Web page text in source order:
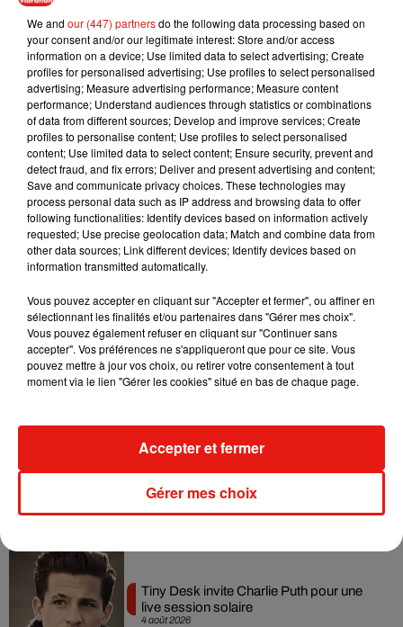
7 août 2026
7 août 2026
Madonna sort enfin le remix de « Love
Sensation » avec Kylie Minogue
Tayc et Didi B dévoilent le single le plus
dansant de l’année
7 août 2026
Angèle et Amélie Lens dévoilent leur
collaboration tant attendue
5 août 2026
Benny Blanco invite Selena Gomez et
Becky G sur son nouveau single
4 août 2026
Tiny Desk invite Charlie Puth pour une
live session solaire
We and our (447) partnersdo the following data processing based on
your consent and/or our legitimate interest: Store and/or access
information on a device; Use limited data to select advertising; Create
profiles for personalised advertising; Use profiles to select personalised
advertising; Measure advertising performance; Measure content
performance; Understand audiences through statistics or combinations
of data from different sources; Develop and improve services; Create
profiles to personalise content; Use profiles to select personalised
content; Use limited data to select content; Ensure security, prevent and
detect fraud, and fix errors; Deliver and present advertising and content;
Save and communicate privacy choices. These technologies may
process personal data such as IP address and browsing data to offer
following functionalities: Identify devices based on information actively
requested; Use precise geolocation data; Match and combine data from
other data sources; Link different devices; Identify devices based on
information transmitted automatically.
Vous pouvez accepter en cliquant sur "Accepter et fermer", ou affiner en
sélectionnant les finalités et/ou partenaires dans "Gérer mes choix".
Vous pouvez également refuser en cliquant sur "Continuer sans
accepter". Vos préférences ne s'appliqueront que pour ce site. Vous
pouvez mettre à jour vos choix, ou retirer votre consentement à tout
moment via le lien "Gérer les cookies" situé en bas de chaque page.
Gérer mes choix
Accepter et fermer